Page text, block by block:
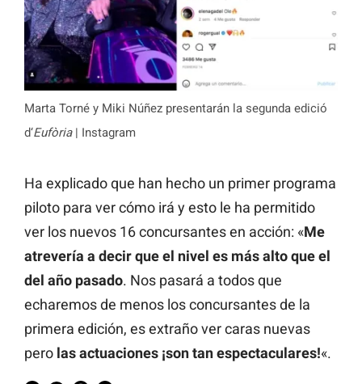
Marta Torné y Miki Núñez presentarán la segunda edició
d‘Eufòria| Instagram
Ha explicado que han hecho un primer programa
piloto para ver cómo irá y esto le ha permitido
ver los nuevos 16 concursantes en acción: «Me
atrevería a decir que el nivel es más alto que el
del año pasado. Nos pasará a todos que
echaremos de menos los concursantes de la
primera edición, es extraño ver caras nuevas
pero las actuaciones ¡son tan espectaculares!«.